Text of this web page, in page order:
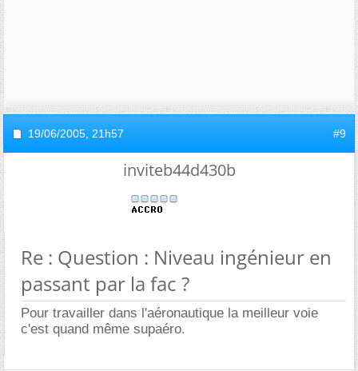
19/06/2005, 21h57 #9
inviteb44d430b
Re : Question : Niveau ingénieur en
passant par la fac ?
Pour travailler dans l'aéronautique la meilleur voie
c'est quand même supaéro.